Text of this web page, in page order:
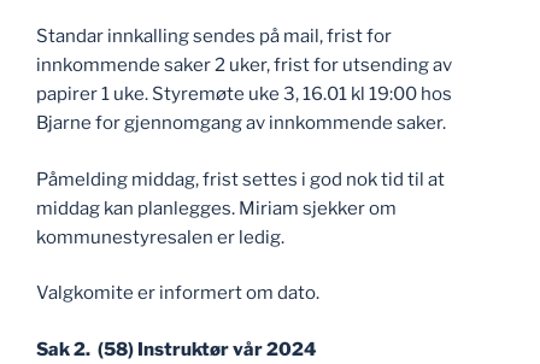
Standar innkalling sendes på mail, frist for
innkommende saker 2 uker, frist for utsending av
papirer 1 uke. Styremøte uke 3, 16.01 kl 19:00 hos
Bjarne for gjennomgang av innkommende saker.
Påmelding middag, frist settes i god nok tid til at
middag kan planlegges. Miriam sjekker om
kommunestyresalen er ledig.
Valgkomite er informert om dato.
Sak 2. (58) Instruktør vår 2024